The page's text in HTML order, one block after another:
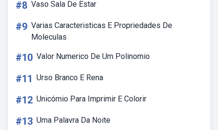
#8 Vaso Sala De Estar
#9 Varias Caracteristicas E Propriedades De
Moleculas
#10 Valor Numerico De Um Polinomio
#11 Urso Branco E Rena
#12 Unicórnio Para Imprimir E Colorir
#13 Uma Palavra Da Noite